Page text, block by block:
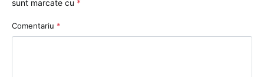
sunt marcate cu *
Comentariu *